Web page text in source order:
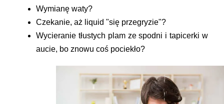
Wymianę waty?
Czekanie, aż liquid "się przegryzie"?
Wycieranie tłustych plam ze spodni i tapicerki w
aucie, bo znowu coś pociekło?